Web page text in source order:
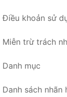
Điều khoản sử
Miễn trừ trách
Danh mục
Danh sách nhãn